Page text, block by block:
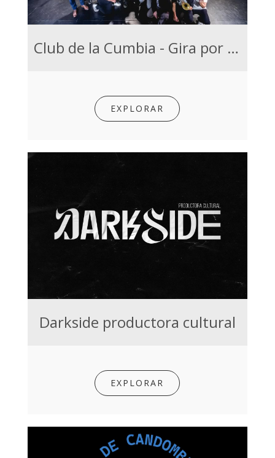
Club de la Cumbia - Gira por el interior de Uruguay
EXPLORAR
Darkside productora cultural
EXPLORAR